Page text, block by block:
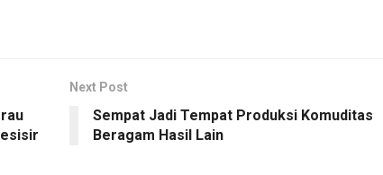
Next Post
Sempat Jadi Tempat Produksi Komuditas
Beragam Hasil Lain